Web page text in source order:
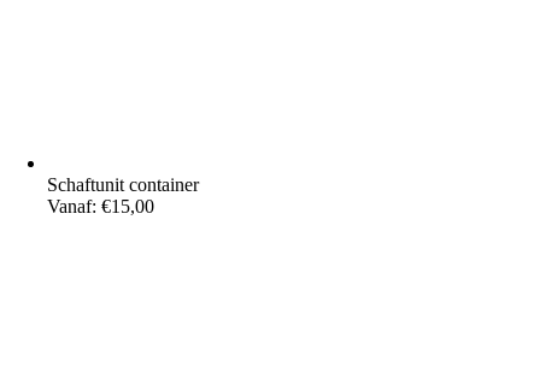
Schaftunit container
Vanaf:€15,00